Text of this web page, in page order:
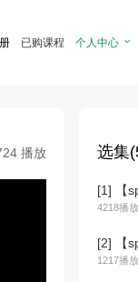
已购课程 个人中心 
播放 选集
[1] 【
4218播放
[2] 【
1217播放